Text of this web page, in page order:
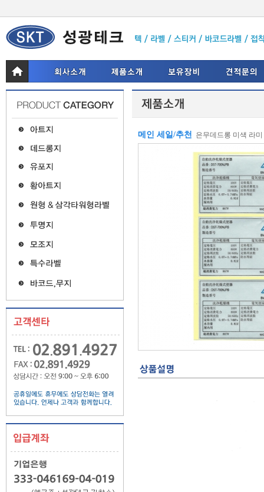
메인 세일/추천 은무데드롱 미색 라